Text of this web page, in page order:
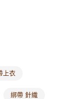
查看運費
上衣
綁帶 針織